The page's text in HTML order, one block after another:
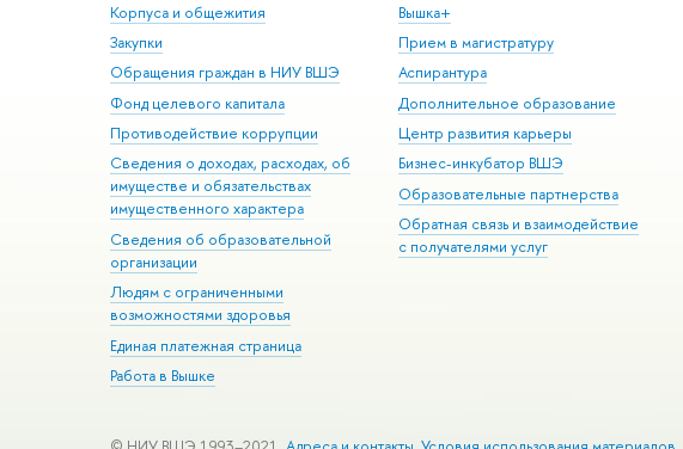
Корпуса и общежития
Закупки
Обращения граждан в НИУ ВШЭ
Фонд целевого капитала
Противодействие коррупции
Сведения о доходах, расходах, об
имуществе и обязательствах
имущественного характера
Сведения об образовательной
организации
Людям с ограниченными
возможностями здоровья
Единая платежная страница
Работа в Вышке
Вышка+
Прием в магистратуру
Аспирантура
Дополнительное образование
Центр развития карьеры
Бизнес-инкубатор ВШЭ
Образовательные партнерства
Обратная связь и взаимодействие
с получателями услуг